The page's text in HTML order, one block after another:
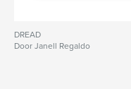
DREAD
Door Janell Regaldo